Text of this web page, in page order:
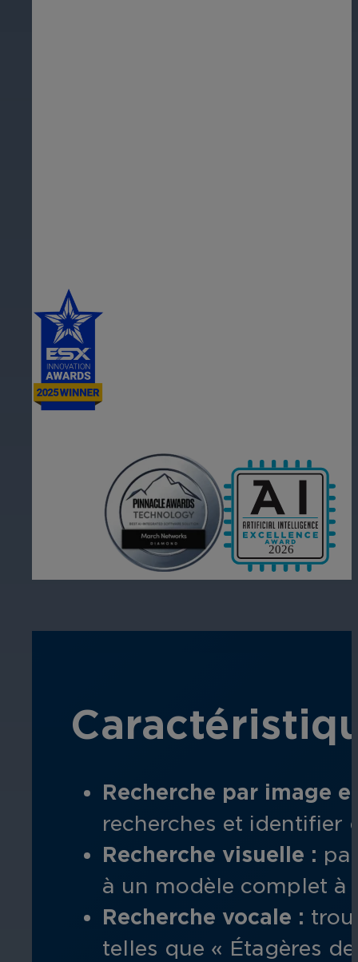
Recherche par image
recherches et identifier
Recherche visuelle :
à un modèle complet
Recherche vocale :
telles que « Étagères